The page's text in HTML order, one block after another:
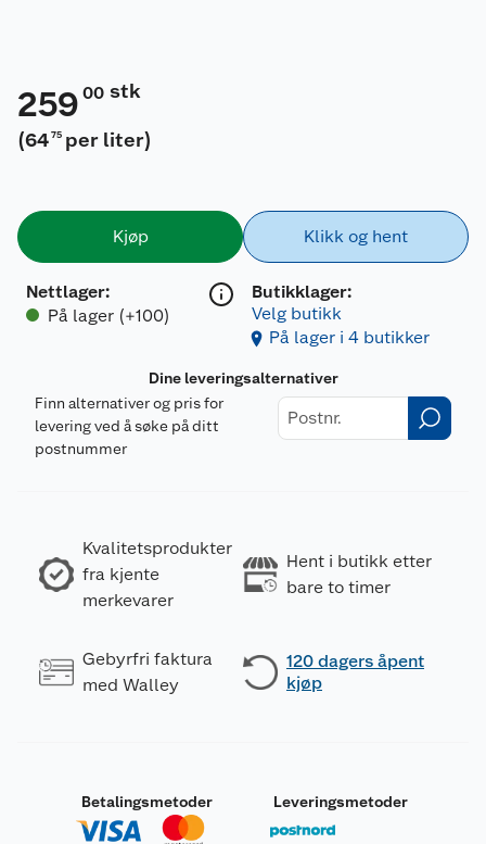
259 00 stk
(64 75 per liter)
Kjøp
Nettlager:
På lager (+100)
Klikk og hent
Butikklager:
Velg butikk
På lager i 4 butikker
Dine leveringsalternativer
Finn alternativer og pris for
levering ved å søke på ditt
postnummer
Kvalitetsprodukter
fra kjente
merkevarer
Hent i butikk etter
bare to timer
Gebyrfri faktura
med Walley
120 dagers åpent
kjøp
Betalingsmetoder Leveringsmetoder